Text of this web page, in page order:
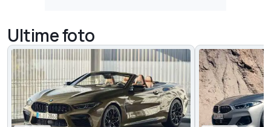
Ultime foto